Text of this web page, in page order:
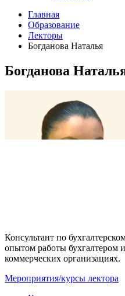
Главная
Образование
Лекторы
Богданова Наталья
Богданова
Консультант по
опытом работы бухгалтером
коммерческих организациях.
Мероприятия/курсы лектора